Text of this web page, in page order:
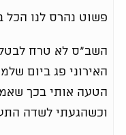
פשוט נהרס לנו הכל
השב"ס לא טרח
האירוני פג ביום
הטעה אותי בכך
וכשהגעתי לשדה